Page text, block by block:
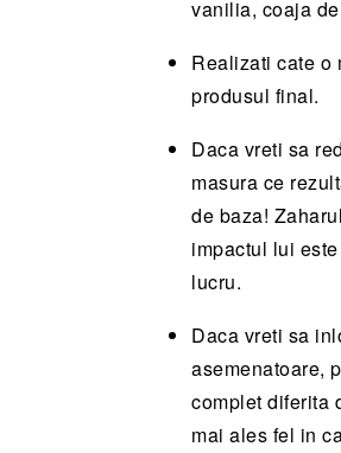
vanilia, coaja
Realizati cate o
produsul final.
Daca vreti sa
masura ce
de baza!
impactul lui
lucru.
Daca vreti sa
asemenatoare,
complet diferita
mai ales fel in